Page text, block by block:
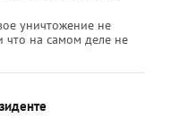
уничтожение не
что на самом деле не